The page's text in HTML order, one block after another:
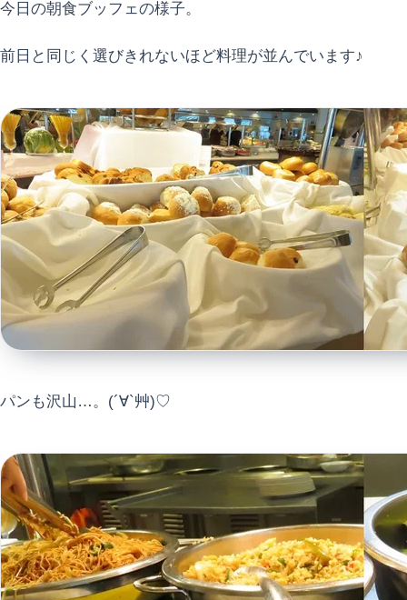
今日の朝食ブッフェの様子。
前日と同じく選びきれないほど料理が並んでいます♪
パンも沢山…。(´∀`艸)♡